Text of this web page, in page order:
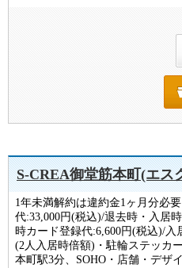
S-CREA御堂筋本町(エス
1年未満解約は違約金1ヶ月分必
代:33,000円(税込)/退去時・入居
時カード登録代:6,600円(税込)/
(2人入居時倍額)・駐輪ステッカ
本町駅3分、SOHO・店舗・デザ